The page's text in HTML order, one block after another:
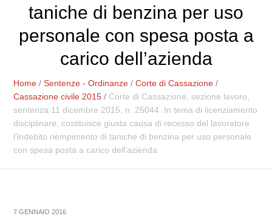
taniche di benzina per uso
personale con spesa posta a
carico dell’azienda
Home /Sentenze - Ordinanze /Corte di Cassazione /
Cassazione civile 2015 / Corte di Cassazione, sezione lavoro,
sentenza 11 dicembre 2015, n. 25044. In tema di licenziamento
disciplinare, costituisce giusta causa di recesso del lavoratore
l’indebito riempimento di taniche di benzina per uso personale
con spesa posta a carico dell’azienda
7 GENNAIO 2016